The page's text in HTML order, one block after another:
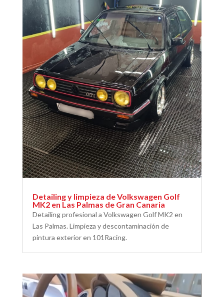
Detailing y limpieza de Volkswagen Golf
MK2 en Las Palmas de Gran Canaria
Detailing profesional a Volkswagen Golf MK2 en
Las Palmas. Limpieza y descontaminación de
pintura exterior en 101Racing.